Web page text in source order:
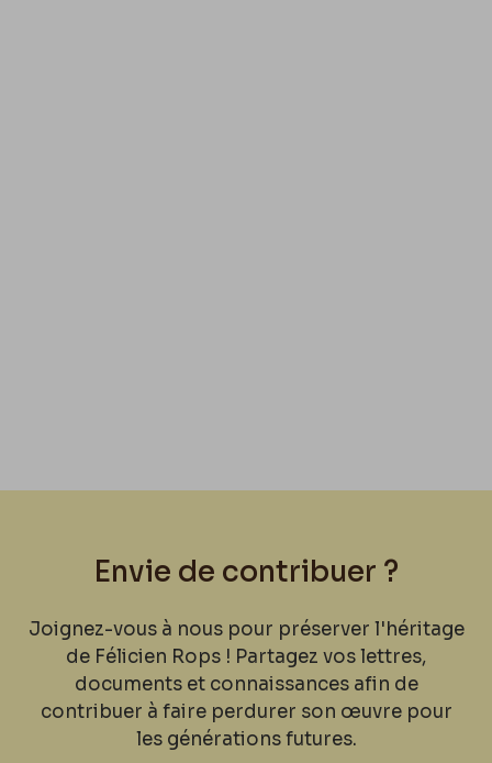
Envie de contribuer ?
Joignez-vous à nous pour préserver l'héritage
de Félicien Rops ! Partagez vos lettres,
documents et connaissances afin de
contribuer à faire perdurer son œuvre pour
les générations futures.